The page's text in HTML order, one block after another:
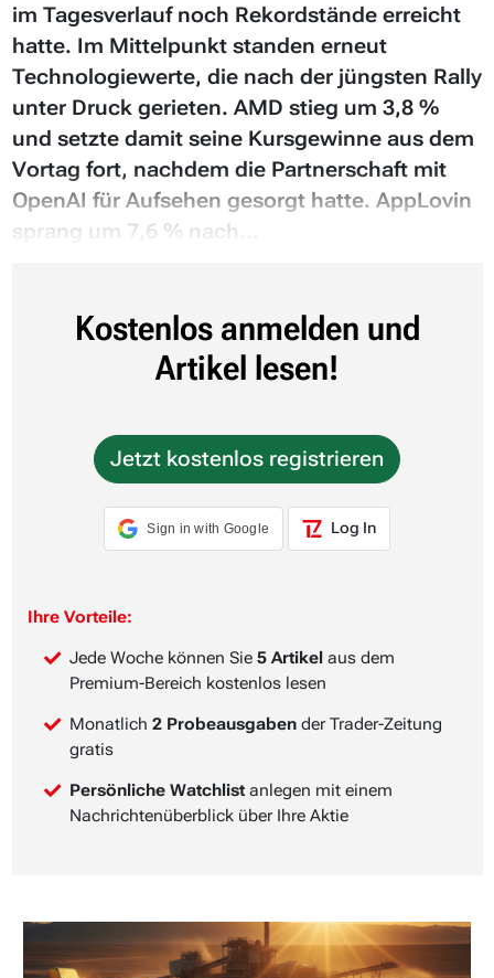
im Tagesverlauf noch Rekordstände erreicht
hatte. Im Mittelpunkt standen erneut
Technologiewerte, die nach der jüngsten Rally
unter Druck gerieten. AMD stieg um 3,8 %
und setzte damit seine Kursgewinne aus dem
Vortag fort, nachdem die Partnerschaft mit
OpenAI für Aufsehen gesorgt hatte. AppLovin
sprang um 7,6 % nach...
Kostenlos anmelden und
Artikel lesen!
Jetzt kostenlos registrieren
Sign in with Google Log In
Ihre Vorteile:
Jede Woche können Sie 5 Artikel aus dem
Premium-Bereich kostenlos lesen
Monatlich 2 Probeausgaben der Trader-Zeitung
gratis
Persönliche Watchlist anlegen mit einem
Nachrichtenüberblick über Ihre Aktie